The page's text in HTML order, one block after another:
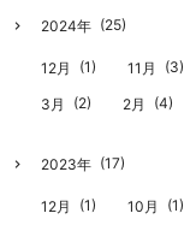
2024年 (25)
12月 (1) 11月 (3)
3月 (2) 2月 (4)
2023年 (17)
12月 (1) 10月 (1)